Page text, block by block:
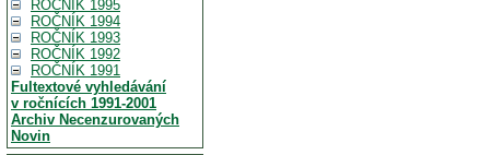
ROČNÍK 1995
ROČNÍK 1994
ROČNÍK 1993
ROČNÍK 1992
ROČNÍK 1991
Fultextové vyhledávání
v ročnících 1991-2001
Archiv Necenzurovaných
Novin